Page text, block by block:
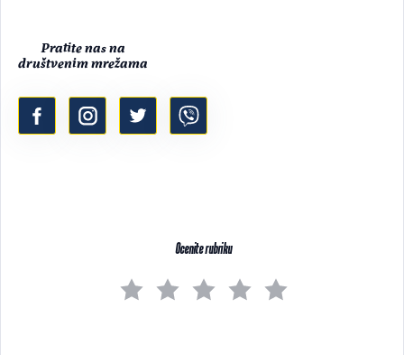
Pratite nas na
društvenim mrežama
Ocenite rubriku